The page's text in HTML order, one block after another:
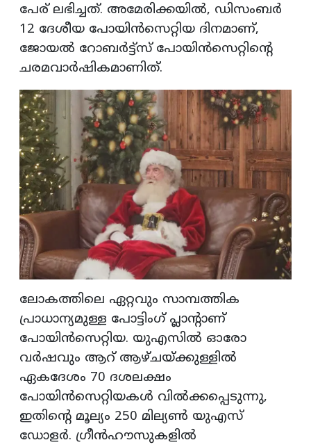
പേര് ലഭിച്ചത്. അമേരിക്കയിൽ, ഡിസംബർ
12 ദേശീയ പോയിൻസെറ്റിയ ദിനമാണ്,
ജോയൽ റോബർട്ട്സ് പോയിൻസെറ്റിന്റെ
ചരമവാർഷികമാണിത്.
ലോകത്തിലെ ഏറ്റവും സാമ്പത്തിക
പ്രാധാന്യമുള്ള പോട്ടിംഗ് പ്ലാന്റാണ്
പോയിൻസെറ്റിയ. യുഎസിൽ ഓരോ
വർഷവും ആറ് ആഴ്ചയ്ക്കുള്ളിൽ
ഏകദേശം 70 ദശലക്ഷം
പോയിൻസെറ്റിയകൾ വിൽക്കപ്പെടുന്നു,
ഇതിന്റെ മൂല്യം 250 മില്യൺ യുഎസ്
ഡോളർ. ഗ്രീൻഹൗസുകളിൽ